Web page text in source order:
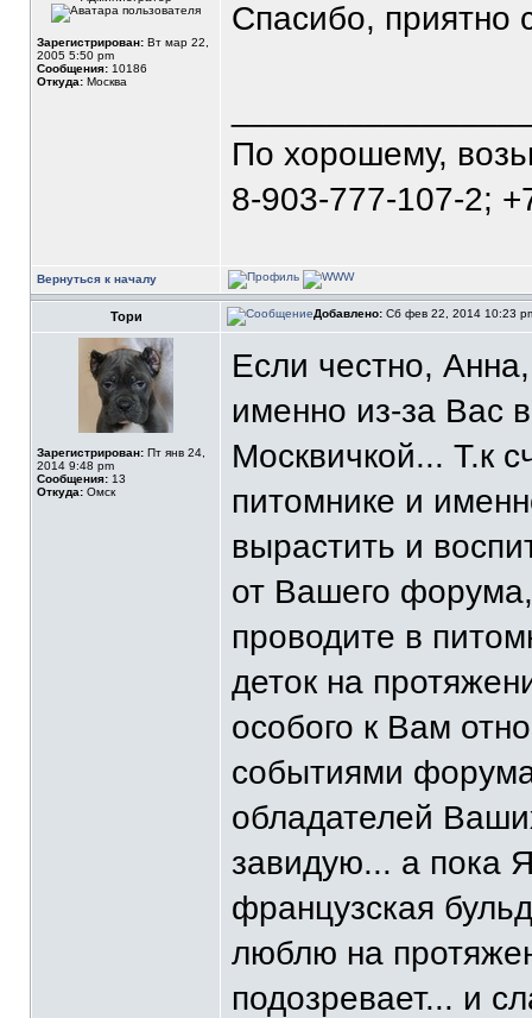
Зарегистрирован: Вт мар 22,
2005 5:50 pm
Сообщения: 10186
Откуда: Москва
Спасибо, приятно
По хорошему,
8-903-777-107-2;
Вернуться к началу
Тори Добавлено: Сб фев 22, 2014 10:23
Зарегистрирован: Пт янв 24,
2014 9:48 pm
Сообщения: 13
Откуда: Омск
Если честно,
именно из-за Вас
Москвичкой... Т.к
питомнике и
вырастить и
от Вашего
проводите в
деток на
особого к Вам
событиями
обладателей
завидую... а пока
французская
люблю на
подозревает... и